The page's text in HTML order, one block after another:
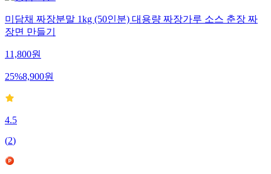
미담채 짜장분말 1kg (50인분) 대용량 짜장가루 소스 춘장 짜
장면 만들기
11,800원
25%8,900원
4.5
(2)